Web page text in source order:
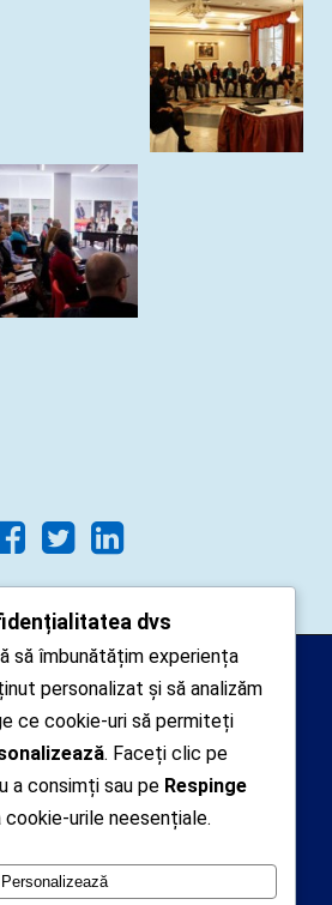
Interactive © 2010-
Toate drepturile rezervate.
cu caracter personal
sunt administrate de un
a Prelucrarii Datelor cu
dvs
să îmbunătățim experiența
personalizat și să analizăm
ce cookie-uri să permiteți
. Faceți clic pe
a consimți sau pe Respinge
urile neesențiale.
Personalizează